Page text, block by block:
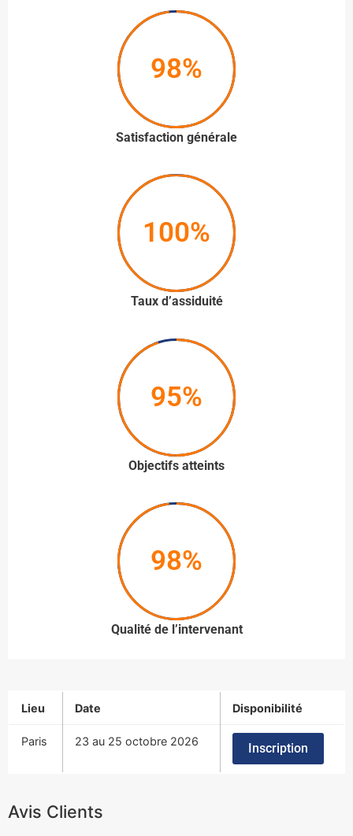
98%
Satisfaction générale
100%
Taux d’assiduité
95%
Objectifs atteints
98%
Qualité de l’intervenant
Lieu Date Disponibilité
Paris 23 au 25 octobre 2026 Inscription
Avis Clients